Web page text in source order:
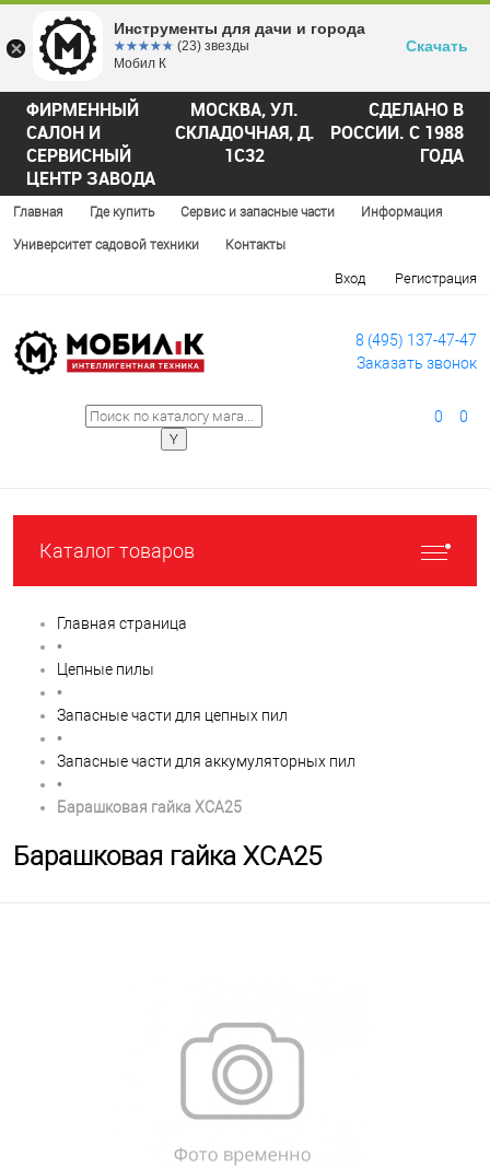
ФИРМЕННЫЙ
САЛОН И
СЕРВИСНЫЙ
ЦЕНТР ЗАВОДА
МОСКВА, УЛ.
СКЛАДОЧНАЯ, Д.
1С32
СДЕЛАНО В
РОССИИ. С 1988
ГОДА
Главная Где купить Сервис и запасные части Информация
Университет садовой техники Контакты
Вход Регистрация
8 (495) 137-47-47
Заказать звонок
0 0
Каталог товаров
Главная страница
•
Цепные пилы
•
Запасные части для цепных пил
•
Запасные части для аккумуляторных пил
•
Барашковая гайка XCA25
Барашковая гайка XCA25
Инструменты для дачи и города
☆☆☆☆☆
★★★★★ (23) звезды
Мобил К
Скачать